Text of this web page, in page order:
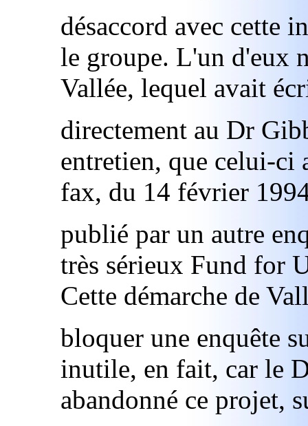
désaccord avec cette
le groupe. L'un d'eux
Vallée, lequel avait
directement au Dr
entretien, que celui-ci
fax, du 14 février
publié par un autre
très sérieux Fund for
Cette démarche de
bloquer une enquête
inutile, en fait, car le
abandonné ce projet,